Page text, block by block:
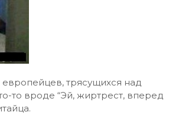
трясущихся над
то вроде “Эй, жиртрест, вперед